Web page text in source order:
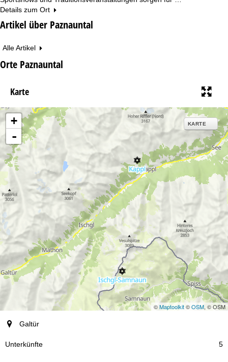
Details zum Ort
Artikel über Paznauntal
Alle Artikel
Orte Paznauntal
Karte
+
-
KARTE
©Maptoolkit©OSM, © OSM
Ort
Unterkünfte
Galtür
5